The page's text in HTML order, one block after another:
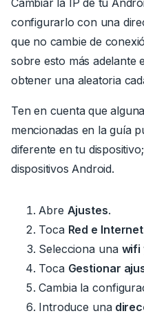
configurarlo con una
que no cambie de
sobre esto más adelante
obtener una aleatoria
Ten en cuenta que
mencionadas en la guía
diferente en tu
dispositivos Android.
Abre Ajustes.
Toca Red e Internet
Selecciona una wifi
Toca Gestionar
Cambia la
Introduce una